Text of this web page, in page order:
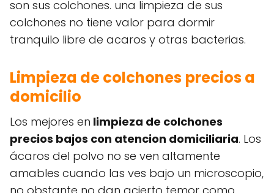
son sus colchones. una limpieza de sus
colchones no tiene valor para dormir
tranquilo libre de acaros y otras bacterias.
Limpieza de colchones precios a
domicilio
Los mejores en limpieza de colchones
precios bajos con atencion domiciliaria. Los
ácaros del polvo no se ven altamente
amables cuando las ves bajo un microscopio,